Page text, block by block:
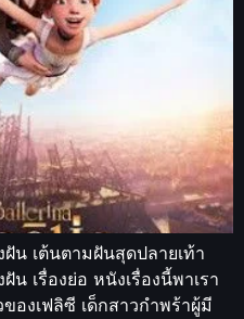
น เต้นตามฝันสุดปลายเท้า
น เรื่องย่อ หนังเรื่องนี้พาเรา
องเฟลิซี เด็กสาวกำพร้าผู้มี